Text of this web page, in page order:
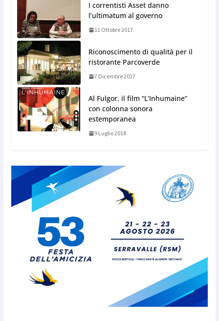
I correntisti Asset danno
l’ultimatum al governo
11 Ottobre 2017
Riconoscimento di qualità per il
ristorante Parcoverde
7 Dicembre 2017
Al Fulgor, il film “L’Inhumaine”
con colonna sonora
estemporanea
9 Luglio 2018